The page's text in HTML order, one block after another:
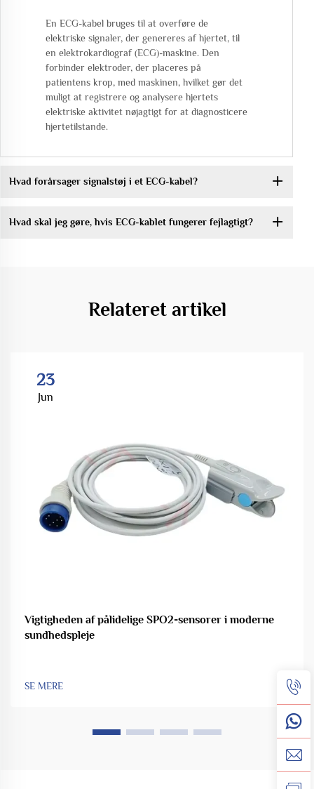
En ECG-kabel bruges til at overføre de
elektriske signaler, der genereres af hjertet, til
en elektrokardiograf (ECG)-maskine. Den
forbinder elektroder, der placeres på
patientens krop, med maskinen, hvilket gør det
muligt at registrere og analysere hjertets
elektriske aktivitet nøjagtigt for at diagnosticere
hjertetilstande.
Hvad forårsager signalstøj i et ECG-kabel?
Hvad skal jeg gøre, hvis ECG-kablet fungerer fejlagtigt?
Relateret artikel
23
Jun
Vigtigheden af pålidelige SPO2-sensorer i moderne
sundhedspleje
SE MERE